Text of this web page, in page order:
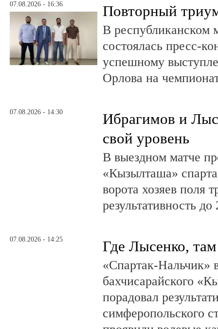
07.08.2026 - 16:36 Повторный
В республиканском
состоялась пресс-
успешному
Орлова на
07.08.2026 - 14:30
Ибрагимов и
свой уровень
В выездном матче
«Кызылташа»
ворота хозяев поля
результативность
07.08.2026 - 14:25 Где Лысенко,
«Спартак-Нальчик»
бахчисарайского
порадовал
симферопольского